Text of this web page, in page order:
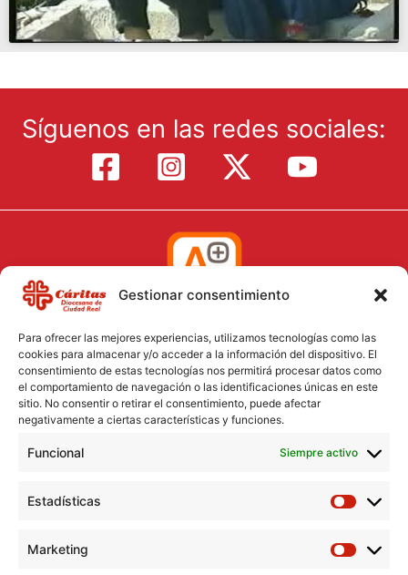
Gestionar consentimiento
Para ofrecer las mejores experiencias, utilizamos tecnologías como las
cookies para almacenar y/o acceder a la información del dispositivo. El
consentimiento de estas tecnologías nos permitirá procesar datos como
el comportamiento de navegación o las identificaciones únicas en este
sitio. No consentir o retirar el consentimiento, puede afectar
negativamente a ciertas características y funciones.
Funcional Siempre activo
Estadísticas
Marketing
Síguenos en las redes sociales:
Aviso Legal
Política de Cookies